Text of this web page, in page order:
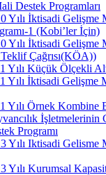
Destek Programları
Yılı İktisadi Gelişme
1 (Kobi’ler İçin)
Yılı İktisadi Gelişme
Çağrısı(KÖA))
Yılı Küçük Ölçekli
Yılı İktisadi Gelişme
Yılı Örnek Kombine
Programı
Yılı Iktisadi Gelisme
Yılı Kurumsal